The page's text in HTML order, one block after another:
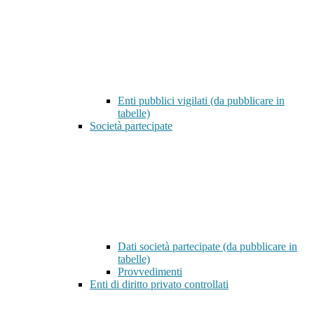
Enti pubblici vigilati (da pubblicare in
tabelle)
Società partecipate
Dati società partecipate (da pubblicare in
tabelle)
Provvedimenti
Enti di diritto privato controllati